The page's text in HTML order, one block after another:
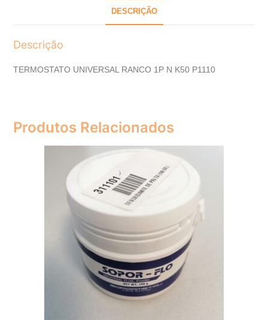
DESCRIÇÃO
Descrição
TERMOSTATO UNIVERSAL RANCO 1P N K50 P1110
Produtos Relacionados